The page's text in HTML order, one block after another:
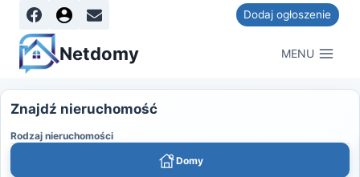
Dodaj ogłoszenie
Netdomy MENU
Znajdź nieruchomość
Rodzaj nieruchomości
Domy